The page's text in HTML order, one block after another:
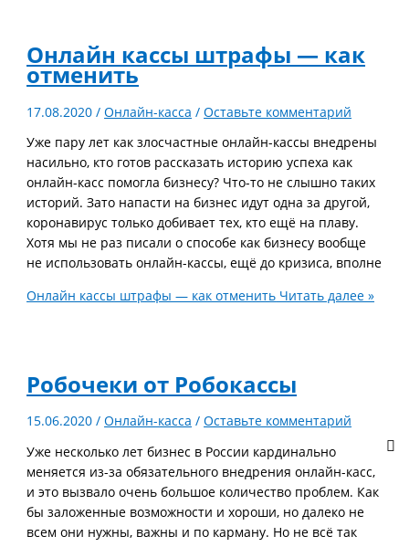
Онлайн кассы штрафы — как
отменить
17.08.2020/Онлайн-касса /Оставьте комментарий
Уже пару лет как злосчастные онлайн-кассы внедрены
насильно, кто готов рассказать историю успеха как
онлайн-касс помогла бизнесу? Что-то не слышно таких
историй. Зато напасти на бизнес идут одна за другой,
коронавирус только добивает тех, кто ещё на плаву.
Хотя мы не раз писали о способе как бизнесу вообще
не использовать онлайн-кассы, ещё до кризиса, вполне
Онлайн кассы штрафы — как отменить Читать далее »
Робочеки от Робокассы
15.06.2020/Онлайн-касса /Оставьте комментарий
Уже несколько лет бизнес в России кардинально
меняется из-за обязательного внедрения онлайн-касс,
и это вызвало очень большое количество проблем. Как
бы заложенные возможности и хороши, но далеко не
всем они нужны, важны и по карману. Но не всё так